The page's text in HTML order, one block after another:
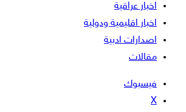
اخبار عراقية
اخبار اقليمية ودولية
اصدارات ادبية
مقالات
فيسبوك
‫X